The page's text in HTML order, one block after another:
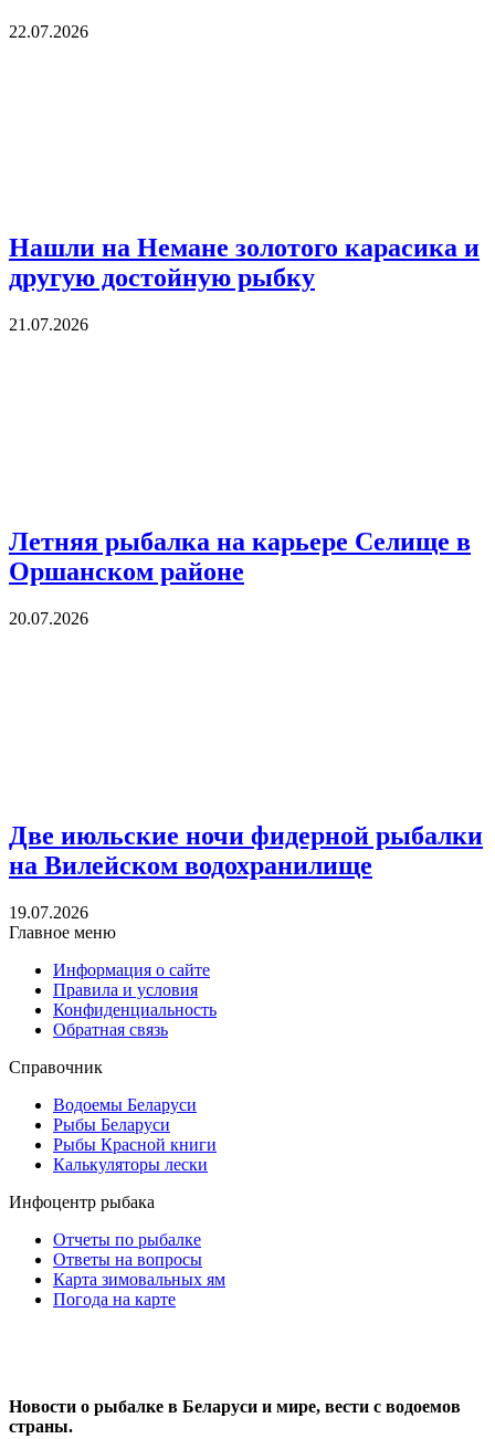
22.07.2026
Нашли на Немане золотого карасика и
другую достойную рыбку
21.07.2026
Летняя рыбалка на карьере Селище в
Оршанском районе
20.07.2026
Две июльские ночи фидерной рыбалки
на Вилейском водохранилище
19.07.2026
Главное меню
Информация о сайте
Правила и условия
Конфиденциальность
Обратная связь
Справочник
Водоемы Беларуси
Рыбы Беларуси
Рыбы Красной книги
Калькуляторы лески
Инфоцентр рыбака
Отчеты по рыбалке
Ответы на вопросы
Карта зимовальных ям
Погода на карте
Новости о рыбалке в Беларуси и мире, вести с водоемов
страны.